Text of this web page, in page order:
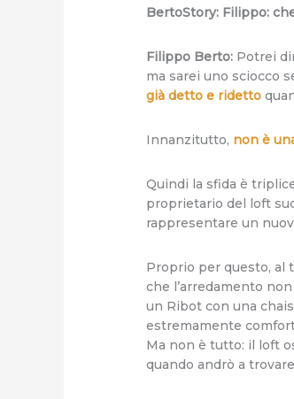
BertoStory: Filippo:
Filippo Berto: Potrei
ma sarei uno sciocco
già detto e ridetto
Innanzitutto, non è
Quindi la sfida è
proprietario del loft
rappresentare un
Proprio per questo, al
che l’arredamento
un Ribot con una
estremamente
Ma non è tutto: il loft
quando andrò a